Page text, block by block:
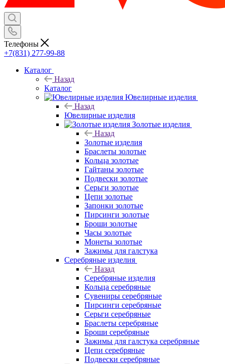
Телефоны
+7(831) 277-99-88
Каталог
Назад
Каталог
Ювелирные изделия
Назад
Ювелирные изделия
Золотые изделия
Назад
Золотые изделия
Браслеты золотые
Кольца золотые
Гайтаны золотые
Подвески золотые
Серьги золотые
Цепи золотые
Запонки золотые
Пирсинги золотые
Броши золотые
Часы золотые
Монеты золотые
Зажимы для галстука
Серебряные изделия
Назад
Серебряные изделия
Кольца серебряные
Сувениры серебряные
Пирсинги серебряные
Серьги серебряные
Браслеты серебряные
Броши серебряные
Зажимы для галстука серебряные
Цепи серебряные
Подвески серебряные